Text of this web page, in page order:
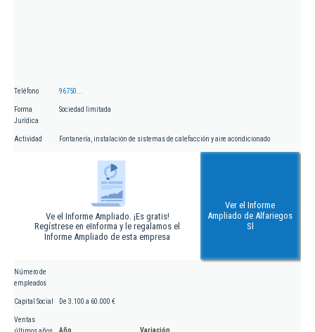
Teléfono 96750...
Forma
Jurídica
Sociedad limitada
Actividad Fontanería, instalación de sistemas de calefacción y aire acondicionado
Ve el Informe Ampliado. ¡Es gratis!
Regístrese en eInforma y le regalamos el
Informe Ampliado de esta empresa
Ver el Informe
Ampliado de Alfariegos
Sl
Número de
empleados
Capital Social De 3.100 a 60.000 €
Ventas